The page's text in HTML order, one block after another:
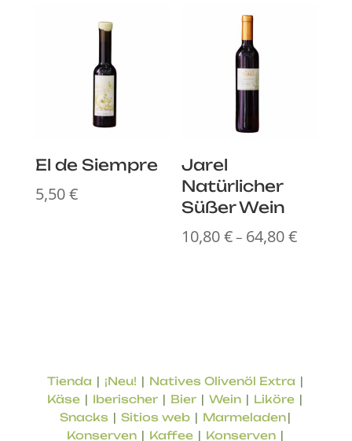
El de Siempre
5,50€
Jarel
Natürlicher
Süßer Wein
10,80€– 64,80€
Tienda| ¡Neu! | Natives Olivenöl Extra|
Käse | Iberischer | Bier |Wein | Liköre |
Snacks | Sitios web| Marmeladen|
Konserven| Kaffee| Konserven|